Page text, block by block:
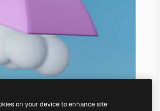
on your device to enhance site